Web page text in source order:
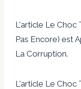
L'article Le Choc
Pas Encore) est
La Corruption.
L'article Le Choc